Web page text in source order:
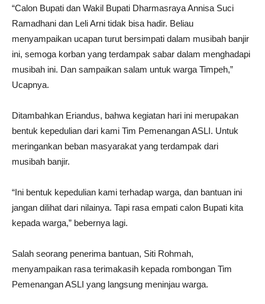
“Calon Bupati dan Wakil Bupati Dharmasraya Annisa Suci
Ramadhani dan Leli Arni tidak bisa hadir. Beliau
menyampaikan ucapan turut bersimpati dalam musibah banjir
ini, semoga korban yang terdampak sabar dalam menghadapi
musibah ini. Dan sampaikan salam untuk warga Timpeh,”
Ucapnya.
Ditambahkan Eriandus, bahwa kegiatan hari ini merupakan
bentuk kepedulian dari kami Tim Pemenangan ASLI. Untuk
meringankan beban masyarakat yang terdampak dari
musibah banjir.
“Ini bentuk kepedulian kami terhadap warga, dan bantuan ini
jangan dilihat dari nilainya. Tapi rasa empati calon Bupati kita
kepada warga,” bebernya lagi.
Salah seorang penerima bantuan, Siti Rohmah,
menyampaikan rasa terimakasih kepada rombongan Tim
Pemenangan ASLI yang langsung meninjau warga.